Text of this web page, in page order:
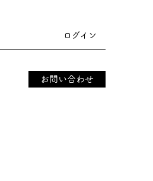
ログイン
お問い合わせ